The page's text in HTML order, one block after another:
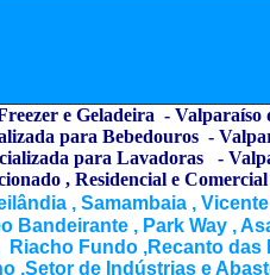
e Geladeira - Valparaíso
para Bebedouros -
para Lavadoras -
, Residencial e
, Samambaia ,
Bandeirante , Park Way ,
Riacho Fundo ,Recanto das
,Setor de Indústrias e